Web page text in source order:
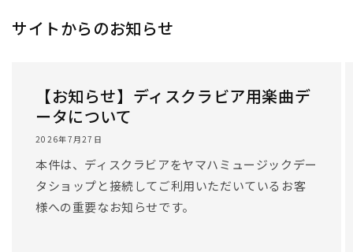
サイトからのお知らせ
【お知らせ】ディスクラビア用楽曲デ
ータについて
2026年7月27日
本件は、ディスクラビアをヤマハミュージックデー
タショップと接続してご利用いただいているお客
様への重要なお知らせです。